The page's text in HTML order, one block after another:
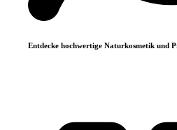
Entdecke hochwertige Naturkosmetik und